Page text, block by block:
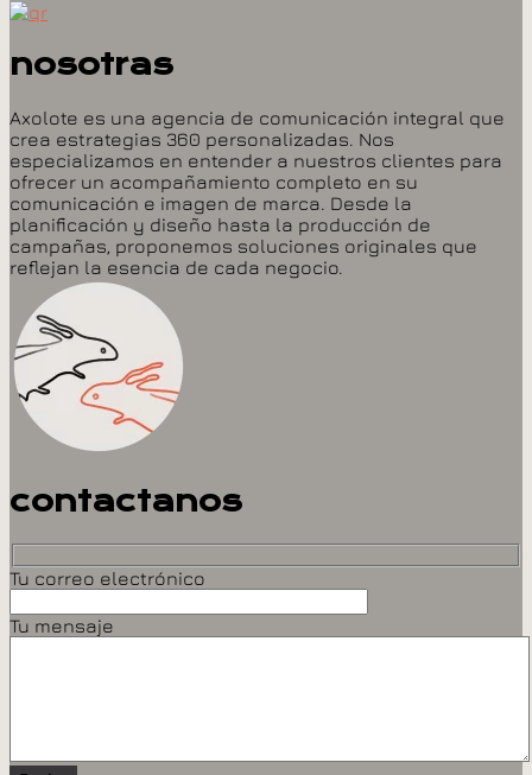
nosotras
Axolote es una agencia de comunicación integral que
crea estrategias 360 personalizadas. Nos
especializamos en entender a nuestros clientes para
ofrecer un acompañamiento completo en su
comunicación e imagen de marca. Desde la
planificación y diseño hasta la producción de
campañas, proponemos soluciones originales que
reflejan la esencia de cada negocio.
contactanos
Tu correo electrónico
Tu mensaje